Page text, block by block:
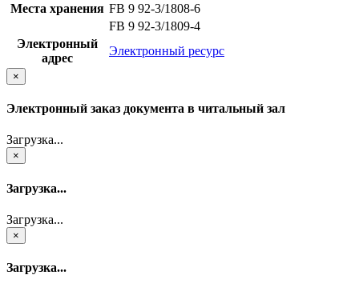
Места хранения FB 9 92-3/1808-6
FB 9 92-3/1809-4
Электронный
адрес
Электронный ресурс
×
Электронный заказ документа в читальный зал
Загрузка...
×
Загрузка...
Загрузка...
×
Загрузка...